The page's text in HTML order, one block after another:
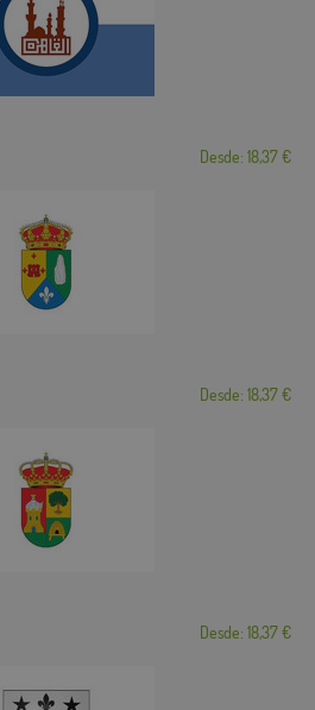
Desde: 18,37 €
Desde: 18,37 €
Desde: 18,37 €